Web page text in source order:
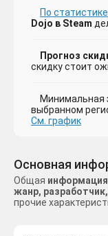
По статистике
Dojo в Steam
Прогноз
скидку стоит
Минимальная
выбранном
См. график
Основная
Общая
жанр,
прочие